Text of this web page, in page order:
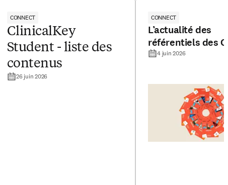
CONNECT
ClinicalKey
Student - liste des
contenus
26 juin 2026
CONNECT
L’actualité des
référentiels des
4 juin 2026